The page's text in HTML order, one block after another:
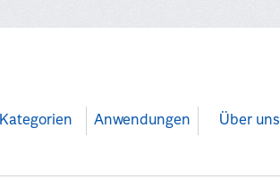
Kategorien Anwendungen Über uns